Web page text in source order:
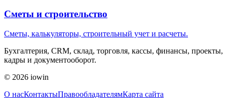
Сметы и строительство
Сметы, калькуляторы, строительный учет и расчеты.
Бухгалтерия, CRM, склад, торговля, кассы, финансы, проекты,
кадры и документооборот.
© 2026 iowin
О насКонтактыПравообладателямКарта сайта